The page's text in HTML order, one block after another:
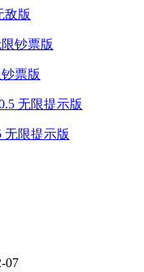
敌版
票版
无限提示版
07